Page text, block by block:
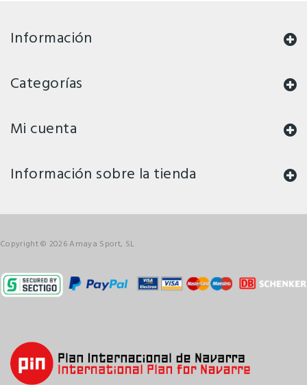
Información
Categorías
Mi cuenta
Información sobre la tienda
Copyright © 2026 Amaya Sport, SL